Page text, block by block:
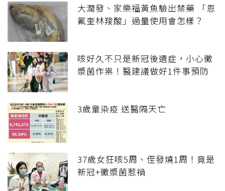
大潤發、家樂福黃魚驗出禁藥 「恩
氟奎林羧酸」過量使用會怎樣？
咳好久不只是新冠後遺症，小心黴
漿菌作祟！醫建議做好1件事預防
3歲童染疫 送醫隔天亡
37歲女狂咳5周、侄發燒1周！竟是
新冠+黴漿菌惹禍